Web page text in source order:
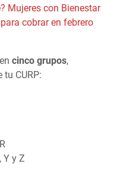
Mujeres con Bienestar
cobrar en febrero
cinco grupos,
CURP:
Y y Z